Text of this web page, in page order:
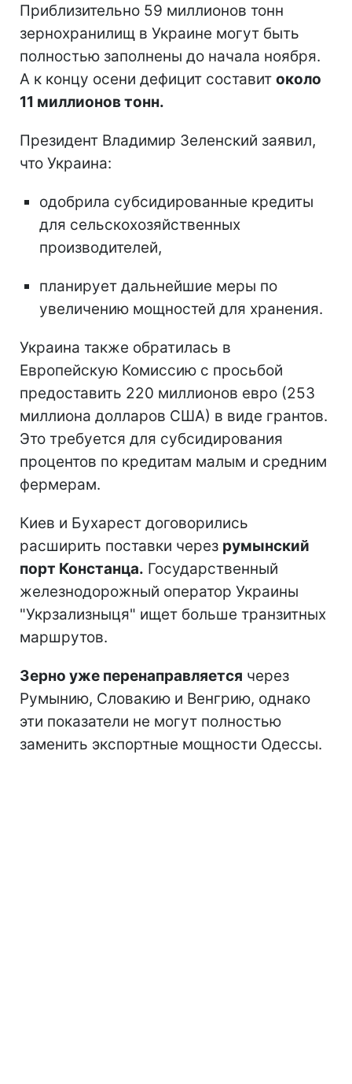
Приблизительно 59 миллионов тонн
зернохранилищ в Украине могут быть
полностью заполнены до начала ноября.
А к концу осени дефицит составит около
11 миллионов тонн.
Президент Владимир Зеленский заявил,
что Украина:
одобрила субсидированные кредиты
для сельскохозяйственных
производителей,
планирует дальнейшие меры по
увеличению мощностей для хранения.
Украина также обратилась в
Европейскую Комиссию с просьбой
предоставить 220 миллионов евро (253
миллиона долларов США) в виде грантов.
Это требуется для субсидирования
процентов по кредитам малым и средним
фермерам.
Киев и Бухарест договорились
расширить поставки через румынский
порт Констанца. Государственный
железнодорожный оператор Украины
"Укрзализныця" ищет больше транзитных
маршрутов.
Зерно уже перенаправляется через
Румынию, Словакию и Венгрию, однако
эти показатели не могут полностью
заменить экспортные мощности Одессы.